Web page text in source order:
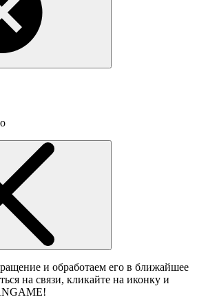
и обработаем его в ближайшее
на связи, кликайте на иконку и